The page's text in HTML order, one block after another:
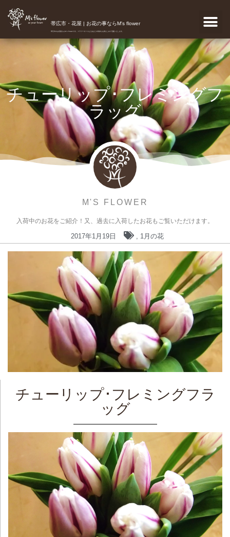
帯広市・花屋 | お花の事ならM's flower
帯広市のお花屋さんM's flowerです。フラワーギフトなどあなたの気持ちを真心こめて宅配いたします。
チューリップ･フレミングフ
ラッグ
M'S FLOWER
入荷中のお花をご紹介！又、過去に入荷したお花もご覧いただけます。
2017年1月19日 , 1月の花
チューリップ･フレミングフラ
ッグ